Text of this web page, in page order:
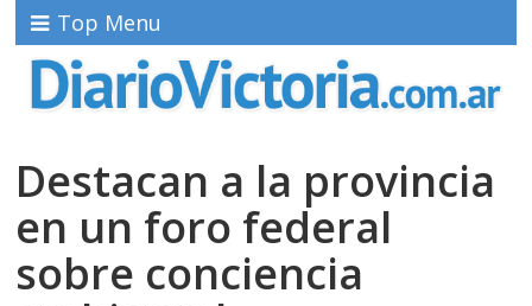
Top Menu
Destacan a la provincia
en un foro federal
sobre conciencia